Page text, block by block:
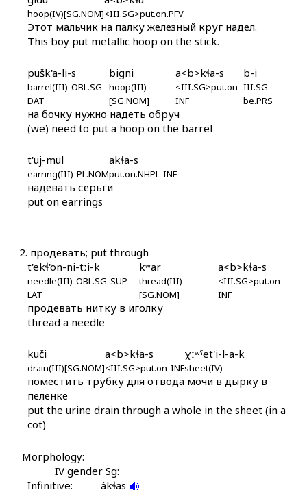
ánχ kes
áq'ˤul
áq'ˤul bi
áq'ˤullin qis
áq'ˤullinnu
áq-kul
áqa
áqatːu
áqugʷas
áqədan
áqəltːəkan
áqəltːəkan árčartːu
áqː'as
hoop(IV)[SG.NOM]<III.SG>put.on.PFV
Этот мальчик на палку железный круг надел.
This boy put metallic hoop on the stick.
pušk'a-li-s
barrel(III)-OBL.SG-
DAT
bigni
hoop(III)
[SG.NOM]
a<b>kɬa-s
<III.SG>put.on-
INF
b-i
III.SG-
be.PRS
на бочку нужно надеть обруч
(we) need to put a hoop on the barrel
t'uj-mul
earring(III)-PL.NOM
akɬa-s
put.on.NHPL-INF
надевать серьги
put on earrings
2. продевать; put through
t'ekɬ'on-ni-tːi-k
needle(III)-OBL.SG-SUP-
LAT
kʷar
thread(III)
[SG.NOM]
a<b>kɬa-s
<III.SG>put.on-
INF
продевать нитку в иголку
thread a needle
kuči
drain(III)[SG.NOM]
a<b>kɬa-s
<III.SG>put.on-INF
χːʷˤet'i-l-a-k
sheet(IV)
поместить трубку для отвода мочи в дырку в
пеленке
put the urine drain through a whole in the sheet (in a
cot)
Morphology:
IV gender Sg:
Infinitive:
ákɬas